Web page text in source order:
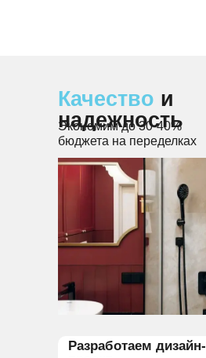
Экономим до 30-40%
бюджета на переделках
Качество и
надежность
Разработаем дизайн-